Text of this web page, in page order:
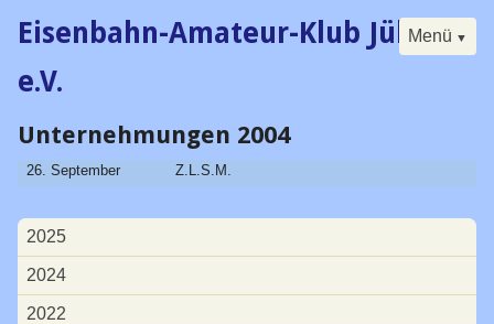
Menü
Eisenbahn-Amateur-Klub Jülich
e.V.
Navigation
Start
Der Klub
Buch
Forum
Kalender
Unternehmungen 2004
26. September Z.L.S.M.
Navigation
überspringen
2025
2024
2022